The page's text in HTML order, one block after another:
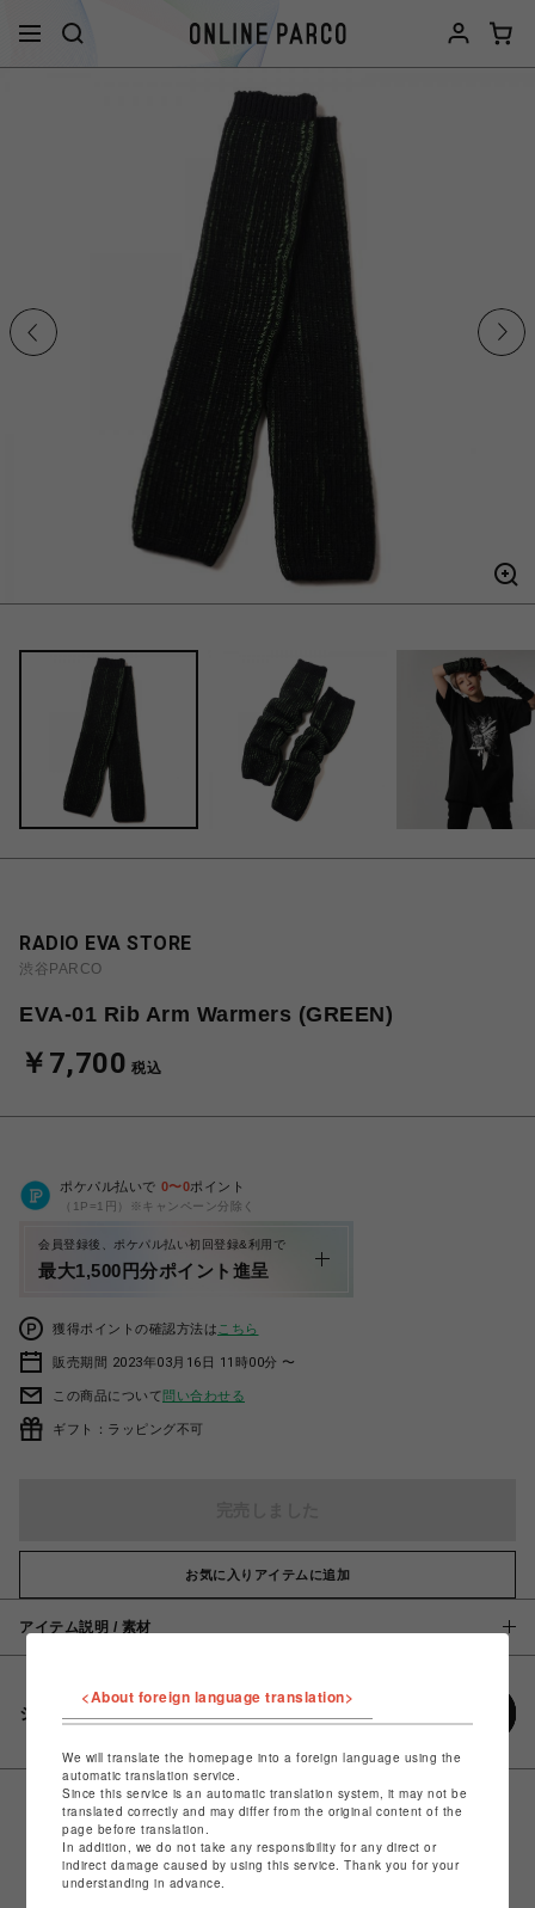
RADIO EVA STORE
渋谷PARCO
EVA-01 Rib Arm Warmers (GREEN)
￥7,700 税込
ポケパル払いで 0〜0ポイント
（1P=1円）※キャンペーン分除く
会員登録後、ポケパル払い初回登録&利用で
最大1,500円分ポイント進呈
獲得ポイントの確認方法は こちら
販売期間 2023年03月16日 11時00分 〜
この商品について問い合わせる
ギフト：ラッピング不可
お気に入りアイテムに追加
アイテム説明 / 素材
シェアする
<About foreign language translation>
We will translate the homepage into a foreign language using the
automatic translation service.
Since this service is an automatic translation system, it may not be
translated correctly and may differ from the original content of the
page before translation.
In addition, we do not take any responsibility for any direct or
indirect damage caused by using this service. Thank you for your
understanding in advance.